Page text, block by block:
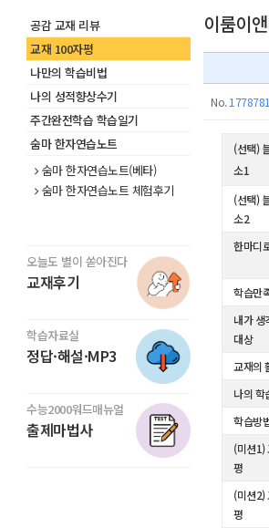
공감 교재 리뷰
교재 100자평
나만의 학습비법
나의 성적향상수기
주간완전학습 학습일기
숨마 한자연습노트
숨마 한자연습노트(베타)
숨마 한자연습노트 체험후기
오늘도 별이 쏟아진다
교재후기
학습자료실
정답·해설·MP3
수능2000워드매뉴얼
출제마법사
이룸이
No.
(선택)
소1
(선택)
소2
한마디
학습만
내가 생
대상
교재의
나의 학
학습방
(미션1)
평
(미션2)
평